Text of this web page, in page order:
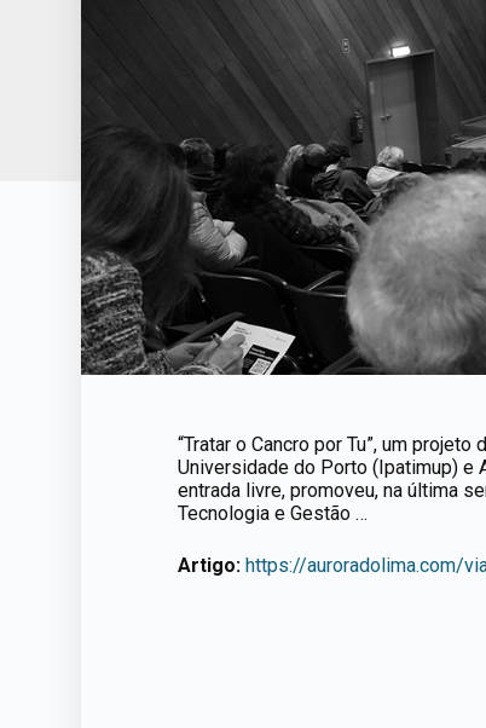
“Tratar o Cancro por Tu”, um
Universidade do Porto (Ipatimup) e
entrada livre, promoveu, na última
Tecnologia e Gestão …
Artigo: https://auroradolima.com/